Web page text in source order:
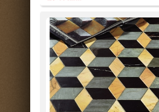
Presso il nostro magazzino è possibile
acquistare ogni tipo di forniture di pietra
di porfido, ...